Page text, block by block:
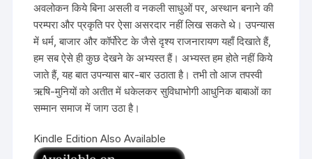
अवलोकन किये बिना असली व नकली साधुओं पर, अस्थान बनाने की
परम्परा और प्रकृति पर ऐसा असरदार नहीं लिख सकते थे। उपन्यास
में धर्म, बाजार और कॉर्पोरेट के जैसे दृश्य राजनारायण यहाँ दिखाते हैं,
हम सब ऐसे ही कुछ देखने के अभ्यस्त हैं। अभ्यस्त हम होते नहीं किये
जाते हैं, यह बात उपन्यास बार-बार उठाता है। तभी तो आज तपस्वी
ऋषि-मुनियों को अतीत में धकेलकर सुविधाभोगी आधुनिक बाबाओं का
सम्मान समाज में जाग उठा है।
Kindle Edition Also Available